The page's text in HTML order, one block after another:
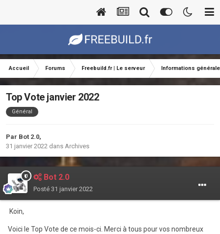
Accueil Forums Freebuild.fr | Le serveur Informations
Top Vote janvier 2022
Général
Par Bot 2.0,
31 janvier 2022 dans Archives
Bot 2.0
Posté 31 janvier 2022
Koin,
Voici le Top Vote de ce mois-ci. Merci à tous pour vos nombreux